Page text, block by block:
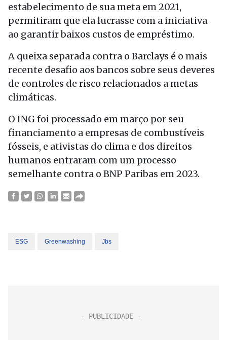
estabelecimento de sua meta em 2021,
permitiram que ela lucrasse com a iniciativa
ao garantir baixos custos de empréstimo.
A queixa separada contra o Barclays é o mais
recente desafio aos bancos sobre seus deveres
de controles de risco relacionados a metas
climáticas.
O ING foi processado em março por seu
financiamento a empresas de combustíveis
fósseis, e ativistas do clima e dos direitos
humanos entraram com um processo
semelhante contra o BNP Paribas em 2023.
ESG Greenwashing Jbs